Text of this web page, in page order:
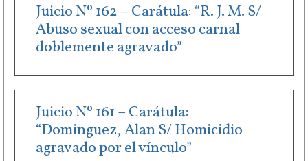
Juicio Nº 162 – Carátula: “R. J. M. S/
Abuso sexual con acceso carnal
doblemente agravado”
Juicio Nº 161 – Carátula:
“Dominguez, Alan S/ Homicidio
agravado por el vínculo”